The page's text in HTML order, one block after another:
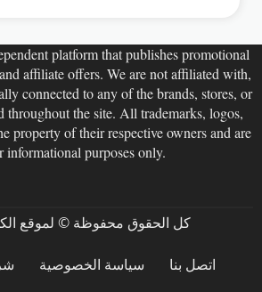
platform that publishes promotional
affiliate offers. We are not affiliated with,
connected to any of the brands, stores, or
throughout the site. All trademarks, logos,
property of their respective owners and are
informational purposes only.
كل الحقوق محفوظة © لموقع
اتصل بنا سياسة الخصوصية